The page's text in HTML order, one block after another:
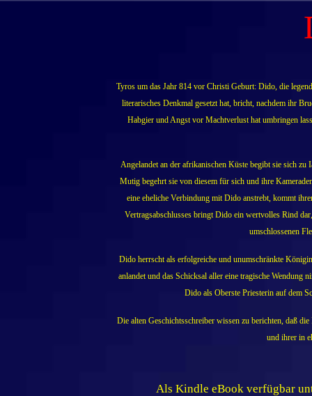
Tyros um das Jahr 814 vor Christi Geburt: Dido, die
literarisches Denkmal gesetzt hat, bricht, nachdem ihr
Habgier und Angst vor Machtverlust hat umbringen
Angelandet an der afrikanischen Küste begibt sie sich
Mutig begehrt sie von diesem für sich und ihre
eine eheliche Verbindung mit Dido anstrebt, kommt
Vertragsabschlusses bringt Dido ein wertvolles Rind
umschlossenen
Dido herrscht als erfolgreiche und unumschränkte
anlandet und das Schicksal aller eine tragische
Dido als Oberste Priesterin auf dem
Die alten Geschichtsschreiber wissen zu berichten, daß
und ihrer in
Als Kindle eBook verfügbar